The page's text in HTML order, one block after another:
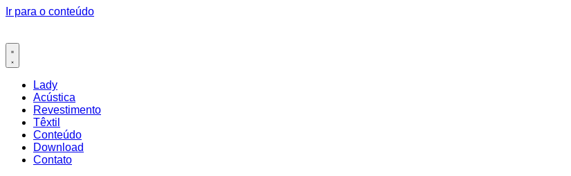
Ir para o conteúdo
Lady
Acústica
Revestimento
Têxtil
Conteúdo
Download
Contato